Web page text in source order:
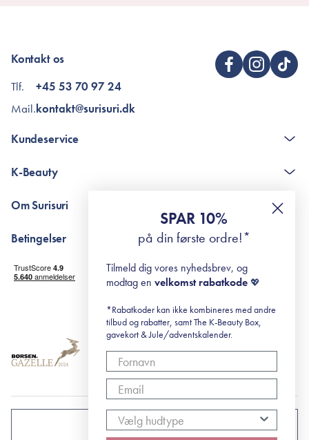
Kontakt os
Tlf.
Mail.
+45 53 70 97 24
kontakt@surisuri.dk
Kundeservice
The K-Beauty Box - spørgsmål og svar
RE-ZIP
K-Beauty
Retinol for begyndere
surisuri's mini guide til rosacea
Om Surisuri
Black Friday
Betingelser
Levering og returnering
Handelsbetingelser
Abonnementsbetingelser
DANMARK
SPAR 10%
på din første ordre!*
Tilmeld dig vores nyhedsbrev, og
modtag en velkomst rabatkode 💖
*Rabatkoder kan ikke kombineres med andre
tilbud og rabatter, samt The K-Beauty Box,
gavekort & Jule/adventskalender.